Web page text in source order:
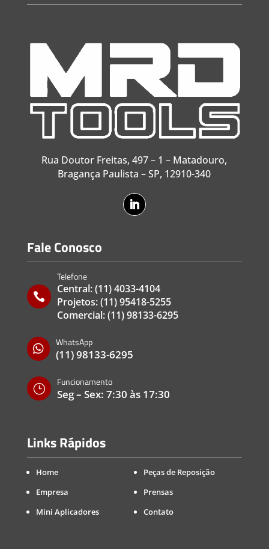
Rua Doutor Freitas, 497 – 1 – Matadouro,
Bragança Paulista – SP, 12910-340
Fale Conosco

Telefone
Central:(11) 4033-4104
Projetos:(11) 95418-5255
Comercial:(11) 98133-6295

WhatsApp
(11) 98133-6295
}
Funcionamento
Seg – Sex: 7:30 às 17:30
Links Rápidos
Home
Empresa
Mini Aplicadores
Peças de Reposição
Prensas
Contato